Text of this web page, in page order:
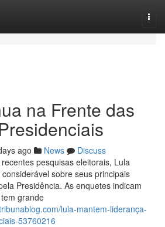
na Frente das
ago News
Discuss
pesquisas eleitorais, Lula
sobre seus principais
Presidência. As enquetes indicam
grande
lula-mantem-liderança-
53760216